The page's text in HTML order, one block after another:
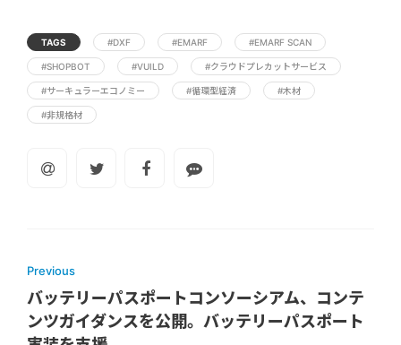
TAGS #DXF #EMARF #EMARF SCAN
#SHOPBOT #VUILD #クラウドプレカットサービス
#サーキュラーエコノミー #循環型経済 #木材
#非規格材
Previous
バッテリーパスポートコンソーシアム、コンテ
ンツガイダンスを公開。バッテリーパスポート